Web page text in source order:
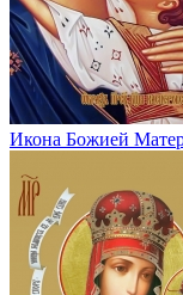
Икона Божией